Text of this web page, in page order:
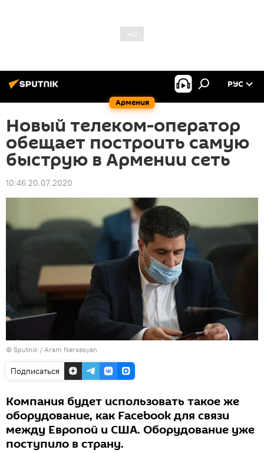
Армения
РУС
Новый телеком-оператор
обещает построить самую
быструю в Армении сеть
10:46 20.07.2020
© Sputnik / Aram Nersesyan
Подписаться
Компания будет использовать такое же
оборудование, как Facebook для связи
между Европой и США. Оборудование уже
поступило в страну.